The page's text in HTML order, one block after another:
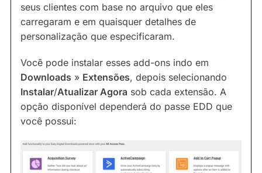
seus clientes com base no arquivo que eles
carregaram e em quaisquer detalhes de
personalização que especificaram.
Você pode instalar esses add-ons indo em
Downloads » Extensões, depois selecionando
Instalar/Atualizar Agora sob cada extensão. A
opção disponível dependerá do passe EDD que
você possui: